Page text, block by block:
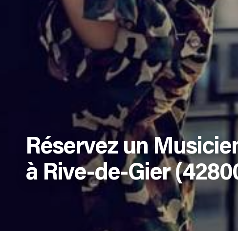
Réservez un
à Rive-de-Gier